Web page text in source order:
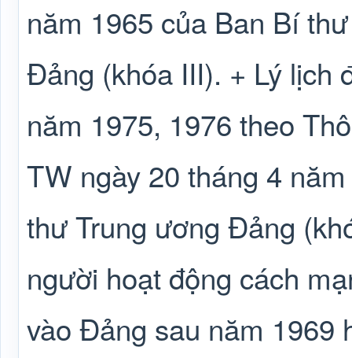
năm 1965 của Ban Bí
Đảng (khóa III). + Lý lịch
năm 1975, 1976 theo
TW ngày 20 tháng 4
thư Trung ương Đảng
người hoạt động cách
vào Đảng sau năm 1969